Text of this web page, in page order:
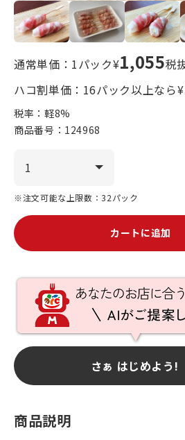
通常単価：1パック¥1,055税
ハコ割単価：16パック以上なら¥
税率：軽8%
商品番号： 124968
※注文可能な上限数：32パック
カートに追加
さぁ はじめよう!
商品説明